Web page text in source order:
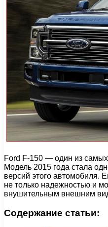
Ford F-150 — один из
Модель 2015 года стала
версий этого автомобиля.
не только надежностью и
внушительным внешним
Содержание статьи: